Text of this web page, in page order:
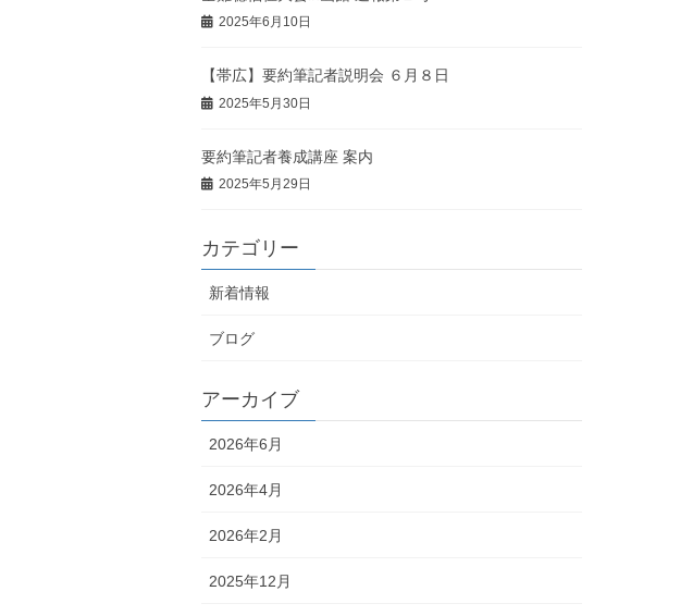
2025年6月10日
【帯広】要約筆記者説明会 ６月８日
2025年5月30日
要約筆記者養成講座 案内
2025年5月29日
カテゴリー
新着情報
ブログ
アーカイブ
2026年6月
2026年4月
2026年2月
2025年12月